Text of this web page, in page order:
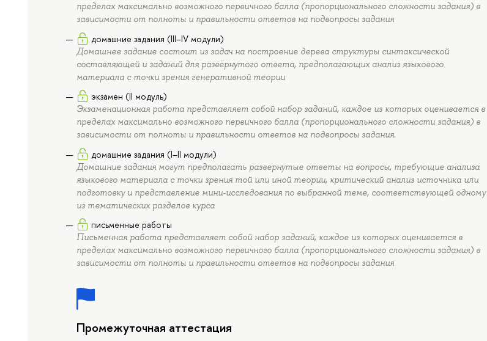
пределах максимально возможного первичного балла (пропорционального сложности задания) в
зависимости от полноты и правильности ответов на подвопросы задания
домашние задания (III–IV модули)
Домашнее задание состоит из задач на построение дерева структуры синтаксической
составляющей и заданий для развёрнутого ответа, предполагающих анализ языкового
материала с точки зрения генеративной теории
экзамен (II модуль)
Экзаменационная работа представляет собой набор заданий, каждое из которых оценивается в
пределах максимально возможного первичного балла (пропорционального сложности задания) в
зависимости от полноты и правильности ответов на подвопросы задания.
домашние задания (I–II модули)
Домашние задания могут предполагать развернутые ответы на вопросы, требующие анализа
языкового материала с точки зрения той или иной теории, критический анализ источника или
подготовку и представление мини-исследования по выбранной теме, соответствующей одному
из тематических разделов курса
письменные работы
Письменная работа представляет собой набор заданий, каждое из которых оценивается в
пределах максимально возможного первичного балла (пропорционального сложности задания) в
зависимости от полноты и правильности ответов на подвопросы задания
Промежуточная аттестация